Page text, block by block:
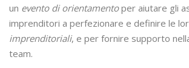
un evento di orientamentoper aiutare gli
imprenditori a perfezionare e definire le
imprenditoriali, e per fornire supporto
team.